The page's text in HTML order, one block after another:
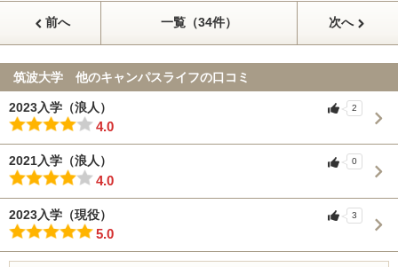
前へ 一覧（34件） 次へ
筑波大学 他のキャンパスライフの口コミ
2023入学（浪人）
4.0
2
2021入学（浪人）
4.0
0
2023入学（現役）
5.0
3